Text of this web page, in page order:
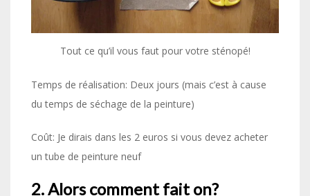
Tout ce qu’il vous faut pour votre sténopé!
Temps de réalisation: Deux jours (mais c’est à cause
du temps de séchage de la peinture)
Coût: Je dirais dans les 2 euros si vous devez acheter
un tube de peinture neuf
2. Alors comment fait on?